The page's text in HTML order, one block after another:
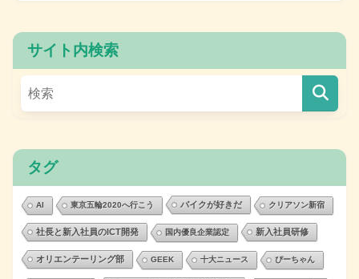
サイト内検索
タグ
AI 東京五輪2020へ行こう バイクが好きだ クリアソン新宿
社長と新入社員のICT開発 国内優良企業認定 新入社員研修
オリエンテーリング部 GEEK 十大ニュース ぴーちゃん